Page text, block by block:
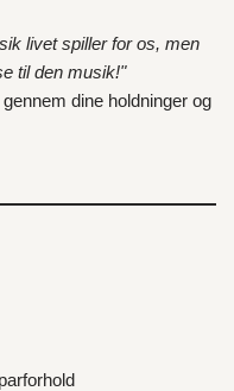
livet spiller for os, men
til den musik!"
dine holdninger og